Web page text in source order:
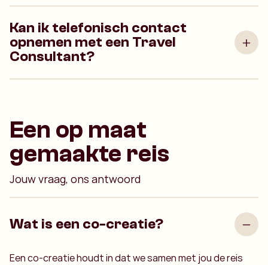
Kan ik telefonisch contact
opnemen met een Travel
Consultant?
Een op maat
gemaakte reis
Jouw vraag, ons antwoord
Wat is een co-creatie?
Een co-creatie houdt in dat we samen met jou de reis